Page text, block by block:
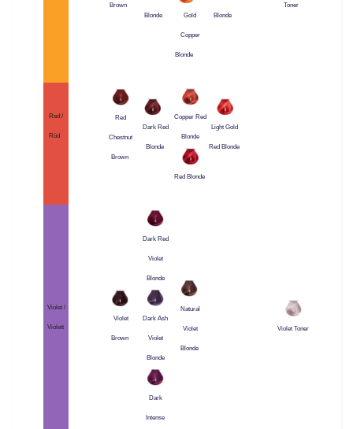
Brown
Blonde
Gold
Copper
Blonde
Blonde
Toner
Red /
Röd
Red
Chestnut
Brown
Dark Red
Blonde
Copper Red
Blonde
Red Blonde
Light Gold
Red Blonde
Violet /
Violett
Violet
Brown
Dark Red
Violet
Blonde
Dark Ash
Violet
Blonde
Dark
Intense
Natural
Violet
Blonde
Violet Toner